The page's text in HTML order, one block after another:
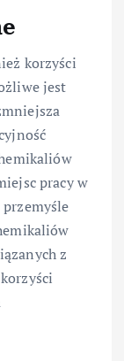
korzyści
jest
pracy w
z